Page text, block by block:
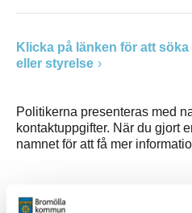
Klicka på länken för att
eller styrelse
Politikerna presenteras med
kontaktuppgifter. När du gjort
namnet för att få mer